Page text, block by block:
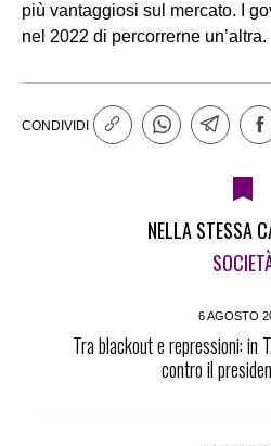
più vantaggiosi sul mercato. I
nel 2022 di percorrerne un’altra.
CONDIVIDI
NELLA STESSA
6 AGOSTO
Tra blackout e repressioni: in
contro il